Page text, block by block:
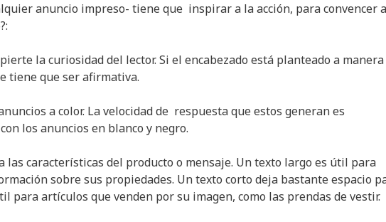
anuncio impreso- tiene que inspirar a la acción, para convencer
la curiosidad del lector. Si el encabezado está planteado a manera
tiene que ser afirmativa.
a color. La velocidad de respuesta que estos generan es
los anuncios en blanco y negro.
las características del producto o mensaje. Un texto largo es útil para
sobre sus propiedades. Un texto corto deja bastante espacio
para artículos que venden por su imagen, como las prendas de vestir.